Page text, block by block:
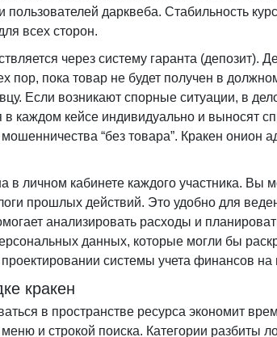
дарквеба. Стабильность
всех сторон.
через систему гаранта (депозит).
пор, пока товар не будет получен в
Если возникают спорные ситуации, в
каждом кейсе индивидуально и выносят
“без товара”. Кракен онион
в личном кабинете каждого участника. Вы
прошлых действий. Это удобно для
анализировать расходы и
данных, которые могли бы
проектировании системы учета финансов
кракен
в пространстве ресурса экономит
и строкой поиска. Категории разбиты